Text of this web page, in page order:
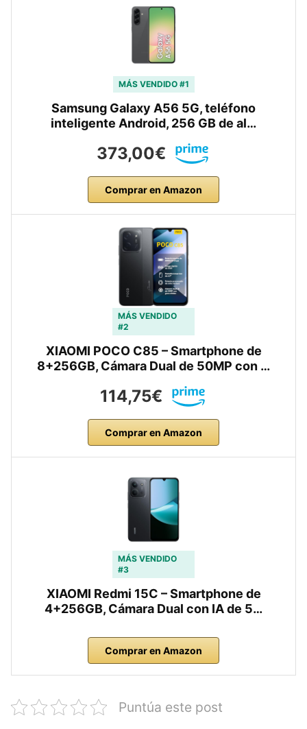
MÁS VENDIDO #1
Samsung Galaxy A56 5G, teléfono
inteligente Android, 256 GB de al…
373,00€
Comprar en Amazon
MÁS VENDIDO
#2
XIAOMI POCO C85 – Smartphone de
8+256GB, Cámara Dual de 50MP con …
114,75€
Comprar en Amazon
MÁS VENDIDO
#3
XIAOMI Redmi 15C – Smartphone de
4+256GB, Cámara Dual con IA de 5…
Comprar en Amazon
Puntúa este post